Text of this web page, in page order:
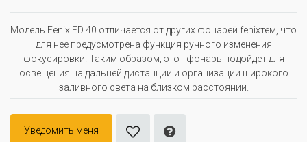
Модель Fenix FD 40 отличается от других фонарей fenixтем, что
для нее предусмотрена функция ручного изменения
фокусировки. Таким образом, этот фонарь подойдет для
освещения на дальней дистанции и организации широкого
заливного света на близком расстоянии.
Уведомить меня